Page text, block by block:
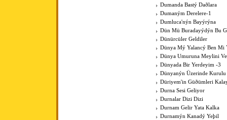
Dumanda Bastý Daðlara
Dumaným Derelere-1
Dumluca'nýn Bayýrýna
Dün Mü Buradayýdýn Bu
Dünürcüler Geldiler
Dünya Mý Yalancý Ben Mi
Dünya Umuruna Meylini
Dünyada Bir Yerdeyim -3
Dünyanýn Üzerinde
Düriyem'in Güðümleri
Durna Sesi Geliyor
Durnalar Dizi Dizi
Durnam Gelir Yata Kalka
Durnamýn Kanadý Yeþil